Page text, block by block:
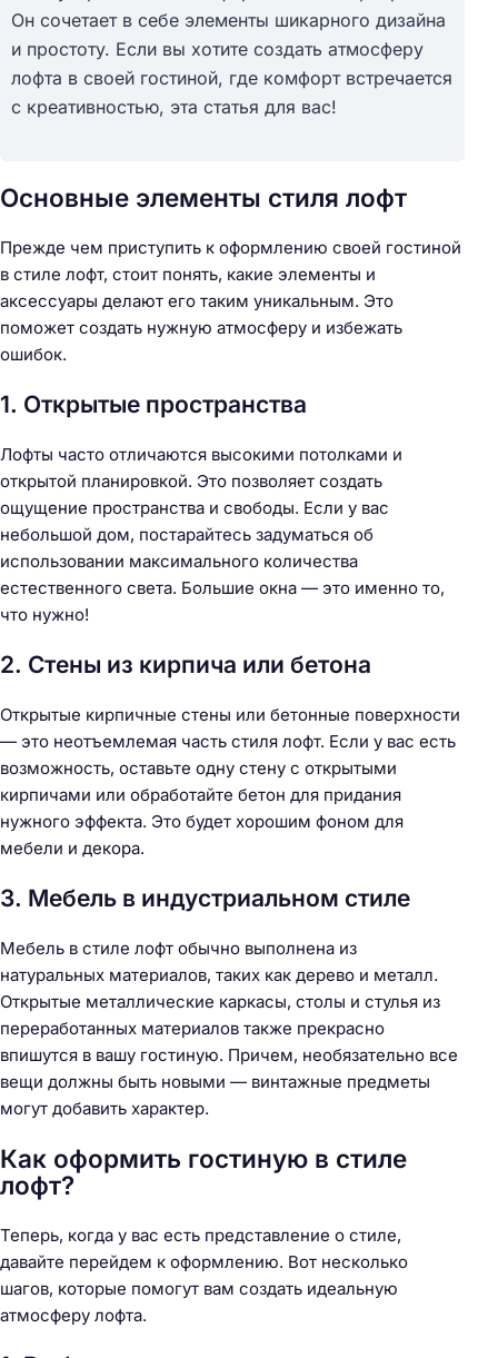
Он сочетает в себе элементы шикарного дизайна
и простоту. Если вы хотите создать атмосферу
лофта в своей гостиной, где комфорт встречается
с креативностью, эта статья для вас!
Основные элементы стиля лофт
Прежде чем приступить к оформлению своей гостиной
в стиле лофт, стоит понять, какие элементы и
аксессуары делают его таким уникальным. Это
поможет создать нужную атмосферу и избежать
ошибок.
1. Открытые пространства
Лофты часто отличаются высокими потолками и
открытой планировкой. Это позволяет создать
ощущение пространства и свободы. Если у вас
небольшой дом, постарайтесь задуматься об
использовании максимального количества
естественного света. Большие окна — это именно то,
что нужно!
2. Стены из кирпича или бетона
Открытые кирпичные стены или бетонные поверхности
— это неотъемлемая часть стиля лофт. Если у вас есть
возможность, оставьте одну стену с открытыми
кирпичами или обработайте бетон для придания
нужного эффекта. Это будет хорошим фоном для
мебели и декора.
3. Мебель в индустриальном стиле
Мебель в стиле лофт обычно выполнена из
натуральных материалов, таких как дерево и металл.
Открытые металлические каркасы, столы и стулья из
переработанных материалов также прекрасно
впишутся в вашу гостиную. Причем, необязательно все
вещи должны быть новыми — винтажные предметы
могут добавить характер.
Как оформить гостиную в стиле
лофт?
Теперь, когда у вас есть представление о стиле,
давайте перейдем к оформлению. Вот несколько
шагов, которые помогут вам создать идеальную
атмосферу лофта.